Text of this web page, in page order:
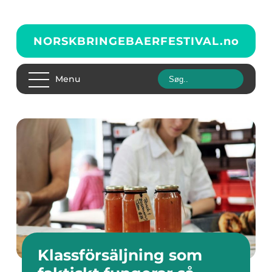
NORSKBRINGEBAERFESTIVAL.no
Menu
Klassförsäljning som